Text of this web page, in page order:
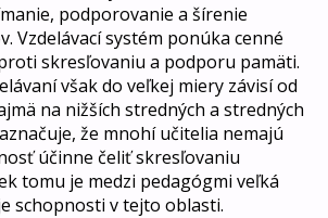
podporovanie a šírenie
Vzdelávací systém ponúka cenné
skresľovaniu a podporu pamäti.
však do veľkej miery závisí od
na nižších stredných a stredných
že mnohí učitelia nemajú
účinne čeliť skresľovaniu
tomu je medzi pedagógmi veľká
schopnosti v tejto oblasti.